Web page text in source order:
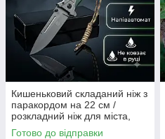
Кишеньковий складаний ніж з
паракордом на 22 см /
розкладний ніж для міста,
для походу
Готово до відправки